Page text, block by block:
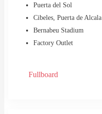
⁠Puerta del Sol
⁠Cibeles, Puerta de Alcala
⁠Bernabeu Stadium
⁠Factory Outlet
Fullboard